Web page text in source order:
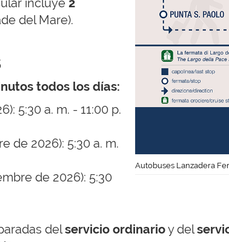
incluye 2
del Mare).
todos los días:
5:30 a. m. - 11:00 p.
de 2026): 5:30 a. m.
de 2026): 5:30
Autobuses Lanzadera
delservicio ordinarioy del